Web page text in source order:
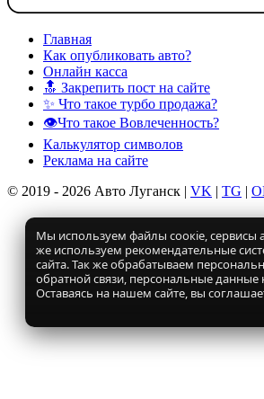
Главная
Как опубликовать авто?
Онлайн касса
🔝 Закрепить пост на сайте
✨ Что такое турбо продажа?
👁️Что такое Вовлеченность?
Калькулятор символов
Реклама на сайте
© 2019 - 2026 Авто Луганск | VK | TG |
Мы используем файлы соокіе, сервисы
же используем рекомендательные
сайта. Так же обрабатываем
обратной связи, персональные
Оставаясь на нашем сайте, вы